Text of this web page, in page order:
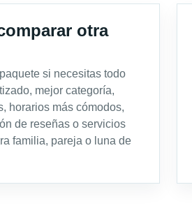
otra
si necesitas todo
mejor categoría,
horarios más cómodos,
de reseñas o servicios
familia, pareja o luna de